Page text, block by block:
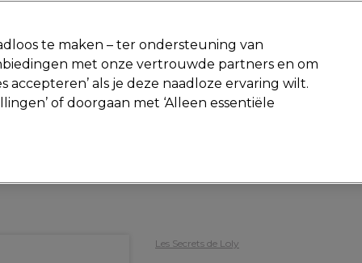
Beauty Salon interieur Mannen Vegan Nieuwe producten
Les Secrets de Loly
te maken – ter ondersteuning van
met onze vertrouwde partners en om
accepteren’ als je deze naadloze ervaring wilt.
of doorgaan met ‘Alleen essentiële